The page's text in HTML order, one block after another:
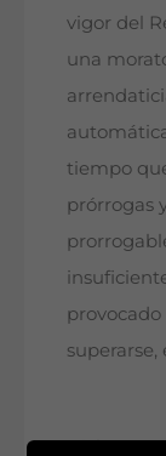
vigor del
una
tiempo
prórrogas
provocado
superarse,
Dicha